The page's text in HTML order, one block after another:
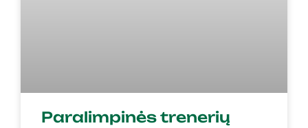
Paralimpinės trenerių